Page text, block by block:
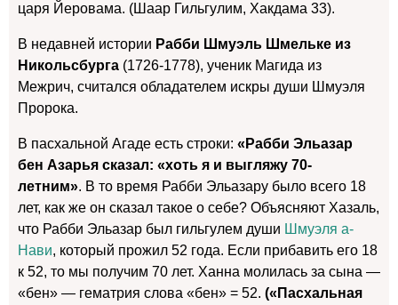
царя Йеровама. (Шаар Гильгулим, Хакдама 33).
В недавней истории Рабби Шмуэль Шмельке из
Никольсбурга (1726-1778), ученик Магида из
Межрич, считался обладателем искры души Шмуэля
Пророка.
В пасхальной Агаде есть строки: «Рабби Эльазар
бен Азарья сказал: «хоть я и выгляжу 70-
летним». В то время Рабби Эльазару было всего 18
лет, как же он сказал такое о себе? Объясняют Хазаль,
что Рабби Эльазар был гильгулем души Шмуэля а-
Нави, который прожил 52 года. Если прибавить его 18
к 52, то мы получим 70 лет. Ханна молилась за сына —
«бен» — гематрия слова «бен» = 52. («Пасхальная